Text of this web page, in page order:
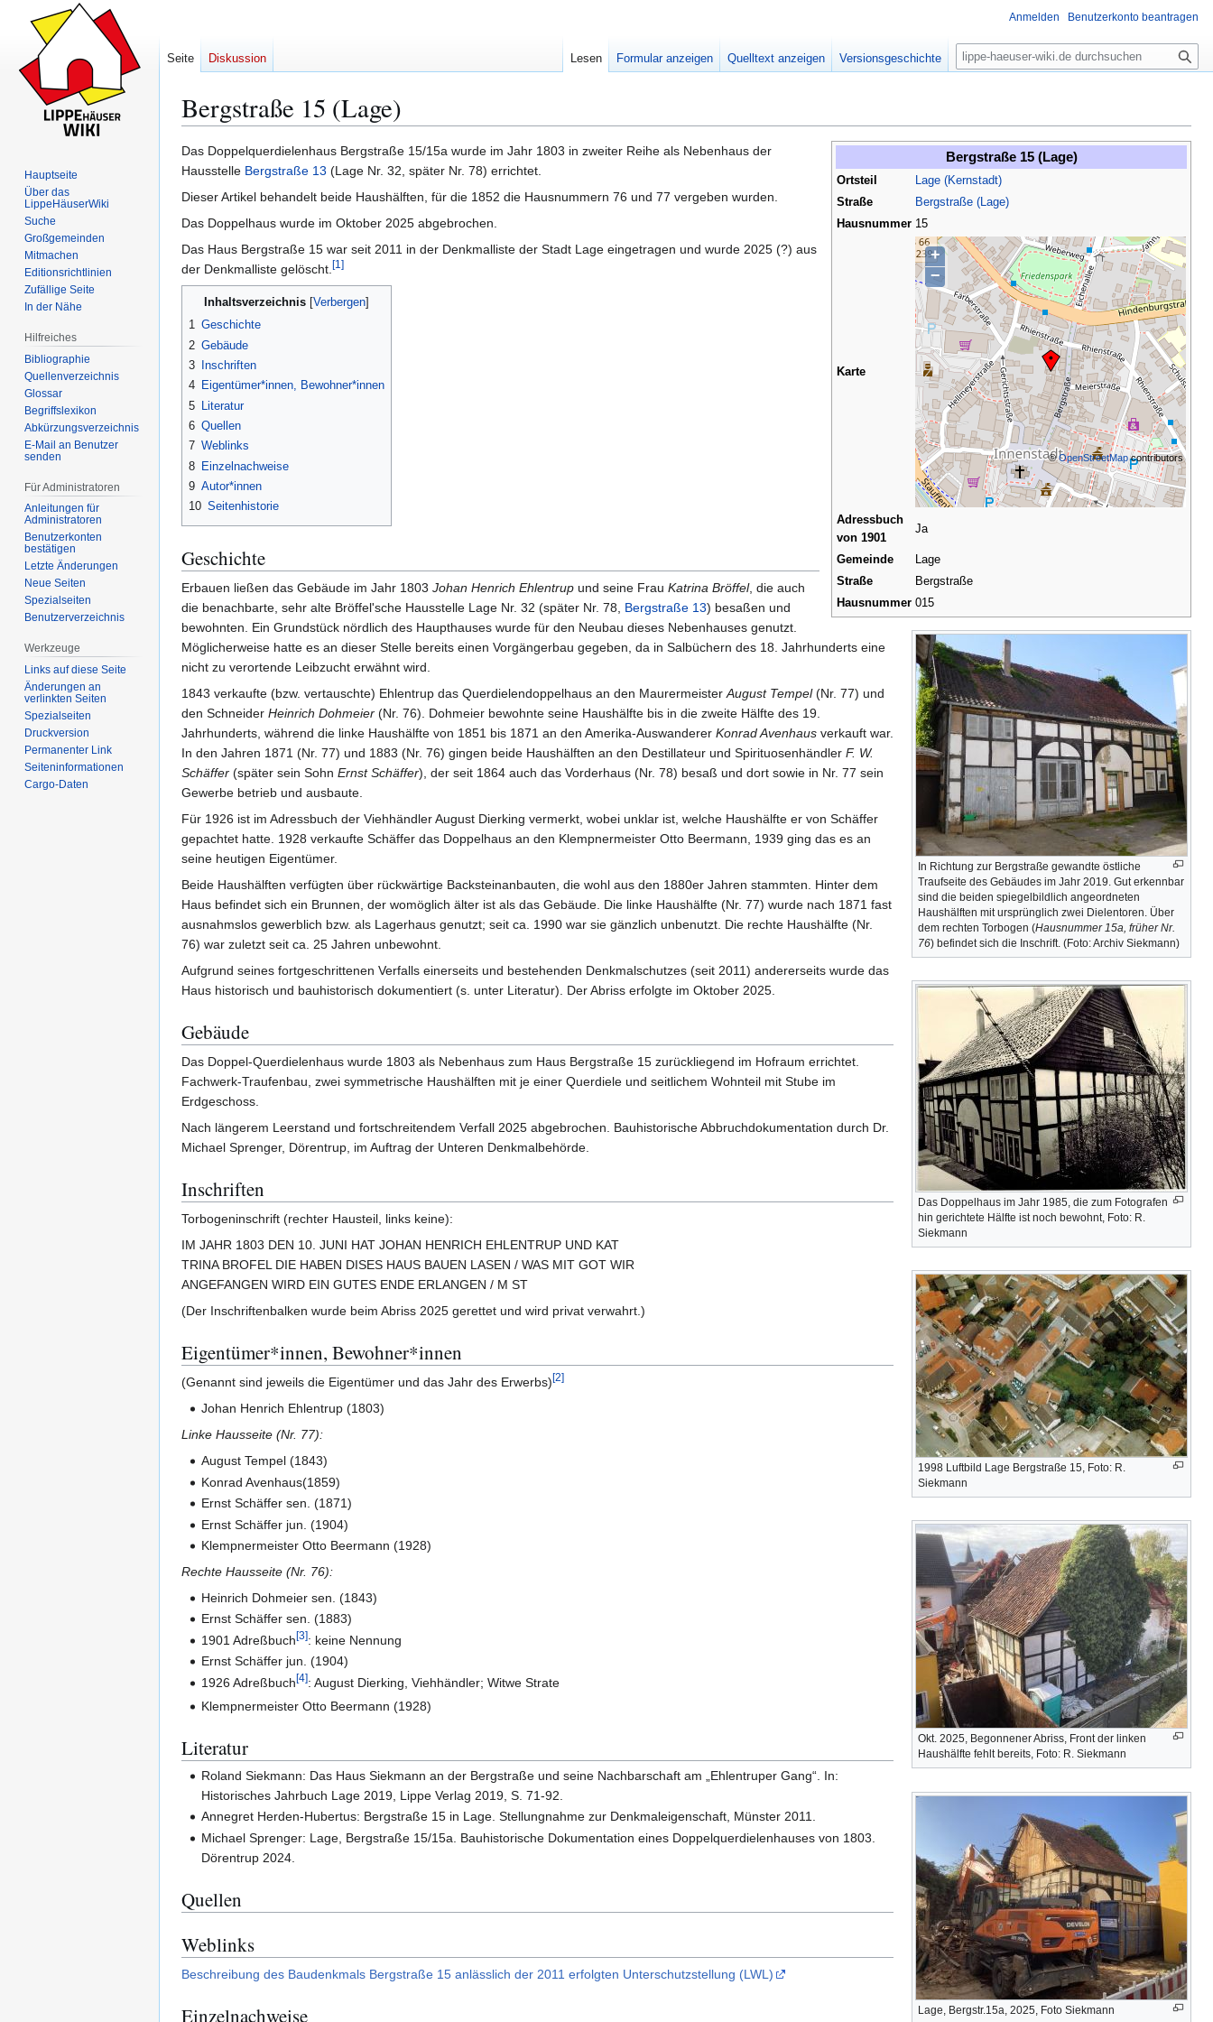
Bergstraße 15 (Lage)
Zur
springen
Zur
springen
Bergstraße 15 (Lage)
Ortsteil
Lage (Kernstadt)
Straße
Bergstraße (Lage)
Hausnummer 15
Karte
+
−
©OpenStreetMapcontributors
Adressbuch
von 1901
Ja
Gemeinde
Lage
Straße
Bergstraße
Hausnummer 015
Das Doppelquerdielenhaus Bergstraße 15/15a wurde im Jahr 1803 in zweiter Reihe als Nebenhaus der
Hausstelle Bergstraße 13 (Lage Nr. 32, später Nr. 78) errichtet.
Dieser Artikel behandelt beide Haushälften, für die 1852 die Hausnummern 76 und 77 vergeben wurden.
Das Doppelhaus wurde im Oktober 2025 abgebrochen.
Das Haus Bergstraße 15 war seit 2011 in der Denkmalliste der Stadt Lage eingetragen und wurde 2025 (?) aus
der Denkmalliste gelöscht.[1]
In Richtung zur Bergstraße gewandte östliche
Traufseite des Gebäudes im Jahr 2019. Gut erkennbar
sind die beiden spiegelbildlich angeordneten
Haushälften mit ursprünglich zwei Dielentoren. Über
dem rechten Torbogen (Hausnummer 15a, früher Nr.
76) befindet sich die Inschrift. (Foto: Archiv Siekmann)
Das Doppelhaus im Jahr 1985, die zum Fotografen
hin gerichtete Hälfte ist noch bewohnt, Foto: R.
Siekmann
1998 Luftbild Lage Bergstraße 15, Foto: R.
Siekmann
Okt. 2025, Begonnener Abriss, Front der linken
Haushälfte fehlt bereits, Foto: R. Siekmann
Lage, Bergstr.15a, 2025, Foto Siekmann
Inhaltsverzeichnis
1 Geschichte
2 Gebäude
3
Inschriften
4 Eigentümer*innen, Bewohner*innen
5
Literatur
6 Quellen
7 Weblinks
8 Einzelnachweise
9 Autor*innen
10 Seitenhistorie
Geschichte
Erbauen ließen das Gebäude im Jahr 1803 Johan Henrich Ehlentrup und seine Frau Katrina Bröffel, die auch
die benachbarte, sehr alte Bröffel'sche Hausstelle Lage Nr. 32 (später Nr. 78, Bergstraße 13) besaßen und
bewohnten. Ein Grundstück nördlich des Haupthauses wurde für den Neubau dieses Nebenhauses genutzt.
Möglicherweise hatte es an dieser Stelle bereits einen Vorgängerbau gegeben, da in Salbüchern des 18. Jahrhunderts eine
nicht zu verortende Leibzucht erwähnt wird.
1843 verkaufte (bzw. vertauschte) Ehlentrup das Querdielendoppelhaus an den MaurermeisterAugust Tempel(Nr. 77) und
den Schneider Heinrich Dohmeier (Nr. 76). Dohmeier bewohnte seine Haushälfte bis in die zweite Hälfte des 19.
Jahrhunderts, während die linke Haushälfte von 1851 bis 1871 an den Amerika-Auswanderer Konrad Avenhaus verkauft war.
In den Jahren 1871 (Nr. 77) und 1883 (Nr. 76) gingen beide Haushälften an den Destillateur und Spirituosenhändler F. W.
Schäffer (später sein Sohn Ernst Schäffer), der seit 1864 auch das Vorderhaus (Nr. 78) besaß und dort sowie in Nr. 77 sein
Gewerbe betrieb und ausbaute.
Für 1926 ist im Adressbuch der Viehhändler August Dierking vermerkt, wobei unklar ist, welche Haushälfte er von Schäffer
gepachtet hatte. 1928 verkaufte Schäffer das Doppelhaus an den Klempnermeister Otto Beermann, 1939 ging das es an
seine heutigen Eigentümer.
Beide Haushälften verfügten über rückwärtige Backsteinanbauten, die wohl aus den 1880er Jahren stammten. Hinter dem
Haus befindet sich ein Brunnen, der womöglich älter ist als das Gebäude. Die linke Haushälfte (Nr. 77) wurde nach 1871 fast
ausnahmslos gewerblich bzw. als Lagerhaus genutzt; seit ca. 1990 war sie gänzlich unbenutzt. Die rechte Haushälfte (Nr.
76) war zuletzt seit ca. 25 Jahren unbewohnt.
Aufgrund seines fortgeschrittenen Verfalls einerseits und bestehenden Denkmalschutzes (seit 2011) andererseits wurde das
Haus historisch und bauhistorisch dokumentiert (s. unter Literatur). Der Abriss erfolgte im Oktober 2025.
Gebäude
Das Doppel-Querdielenhaus wurde 1803 als Nebenhaus zum Haus Bergstraße 15 zurückliegend im Hofraum errichtet.
Fachwerk-Traufenbau, zwei symmetrische Haushälften mit je einer Querdiele und seitlichem Wohnteil mit Stube im
Erdgeschoss.
Nach längerem Leerstand und fortschreitendem Verfall 2025 abgebrochen. Bauhistorische Abbruchdokumentation durch Dr.
Michael Sprenger, Dörentrup, im Auftrag der Unteren Denkmalbehörde.
Inschriften
Torbogeninschrift (rechter Hausteil, links keine):
IM JAHR 1803 DEN 10. JUNI HAT JOHAN HENRICH EHLENTRUP UND KAT
TRINA BROFEL DIE HABEN DISES HAUS BAUEN LASEN / WAS MIT GOT WIR
ANGEFANGEN WIRD EIN GUTES ENDE ERLANGEN / M ST
(Der Inschriftenbalken wurde beim Abriss 2025 gerettet und wird privat verwahrt.)
Eigentümer*innen, Bewohner*innen
(Genannt sind jeweils die Eigentümer und das Jahr des Erwerbs)[2]
Johan Henrich Ehlentrup (1803)
Linke Hausseite (Nr. 77):
August Tempel (1843)
Konrad Avenhaus(1859)
Ernst Schäffer sen. (1871)
Ernst Schäffer jun. (1904)
Klempnermeister Otto Beermann (1928)
Rechte Hausseite (Nr. 76):
Heinrich Dohmeier sen. (1843)
Ernst Schäffer sen. (1883)
1901 Adreßbuch[3]: keine Nennung
Ernst Schäffer jun. (1904)
1926 Adreßbuch[4]: August Dierking, Viehhändler; Witwe Strate
Klempnermeister Otto Beermann (1928)
Literatur
Roland Siekmann: Das Haus Siekmann an der Bergstraße und seine Nachbarschaft am „Ehlentruper Gang“. In:
Historisches Jahrbuch Lage 2019, Lippe Verlag 2019, S. 71-92.
Annegret Herden-Hubertus: Bergstraße 15 in Lage. Stellungnahme zur Denkmaleigenschaft, Münster 2011.
Michael Sprenger: Lage, Bergstraße 15/15a. Bauhistorische Dokumentation eines Doppelquerdielenhauses von 1803.
Dörentrup 2024.
Quellen
Weblinks
Beschreibung des Baudenkmals Bergstraße 15 anlässlich der 2011 erfolgten Unterschutzstellung (LWL)
Einzelnachweise
Anmelden Benutzerkonto beantragen
Seite Diskussion Lesen Formular anzeigen Quelltext anzeigen Versionsgeschichte
S
u
e
Hauptseite
Über das
LippeHäuserWiki
Suche
Großgemeinden
Mitmachen
Editionsrichtlinien
Zufällige Seite
In der Nähe
Hilfreiches
Bibliographie
Quellenverzeichnis
Glossar
Begriffslexikon
Abkürzungsverzeichnis
E-Mail an Benutzer
senden
Für Administratoren
Anleitungen für
Administratoren
Benutzerkonten
bestätigen
Letzte Änderungen
Neue Seiten
Spezialseiten
Benutzerverzeichnis
Werkzeuge
Links auf diese Seite
Änderungen an
verlinkten Seiten
Spezialseiten
Druckversion
Permanenter Link
Seiten­­informationen
Cargo-Daten